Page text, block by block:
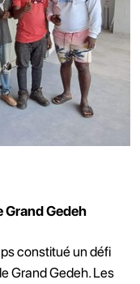
Grand Gedeh
constitué un défi
Grand Gedeh. Les